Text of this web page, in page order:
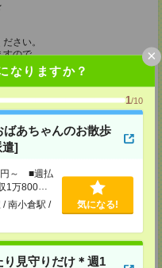
なりますか？
1/10
ばあちゃんのお散歩
遣]
円～ ■週払
1万800円
/ 南小倉駅 /
気になる!
見守りだけ＊週1
×
さい。
すので
だければ
だいた旨をお伝えください。